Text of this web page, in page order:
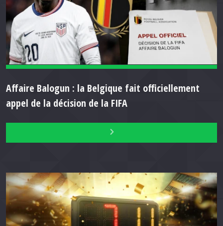
Affaire Balogun : la Belgique fait officiellement
appel de la décision de la FIFA